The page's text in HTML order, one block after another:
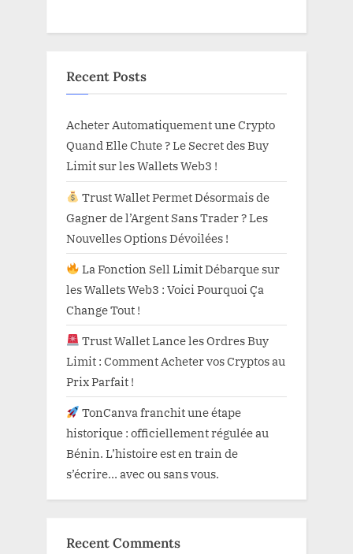
Recent Posts
Acheter Automatiquement une Crypto
Quand Elle Chute ? Le Secret des Buy
Limit sur les Wallets Web3 !
Trust Wallet Permet Désormais de
Gagner de l’Argent Sans Trader ? Les
Nouvelles Options Dévoilées !
La Fonction Sell Limit Débarque sur
les Wallets Web3 : Voici Pourquoi Ça
Change Tout !
Trust Wallet Lance les Ordres Buy
Limit : Comment Acheter vos Cryptos au
Prix Parfait !
TonCanva franchit une étape
historique : officiellement régulée au
Bénin. L’histoire est en train de
s’écrire… avec ou sans vous.
Recent Comments